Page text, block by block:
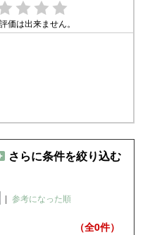
価は出来ません。
さらに条件を絞り込む
| 参考になった順
（全0件）